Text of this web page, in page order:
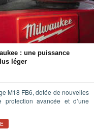
: une puissance
léger
M18 FB6, dotée de nouvelles
protection avancée et d’une